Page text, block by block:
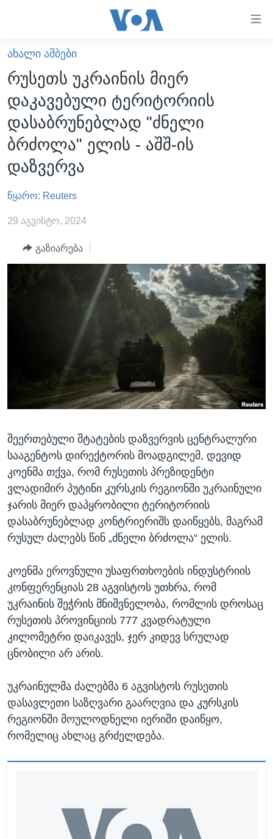
ხელმისაწვდომობისთვის
გადადით
მთავარზე
გადადით
მთავარ
ნავიგაციაზე
გადადით
ძიებაზე
ᲐᲮᲐᲚᲘ ᲐᲛᲑᲔᲑᲘ
ᲡᲐᲥᲐᲠᲗᲕᲔᲚᲝ
ᲐᲨᲨ
ᲐᲨᲨ-ᲘᲡ ᲐᲠᲩᲔᲕᲜᲔᲑᲘ 2024
ᲛᲡᲝᲤᲚᲘᲝ
ᲕᲘᲓᲔᲝᲔᲑᲘ
ᲒᲐᲓᲐᲪᲔᲛᲔᲑᲘ
ᲕᲐᲨᲘᲜᲒᲢᲝᲜᲘ ᲓᲦᲔᲡ
ᲮᲔᲓᲕᲐ ᲕᲐᲨᲘᲜᲒᲢᲝᲜᲘᲓᲐᲜ
ᲡᲢᲣᲓᲘᲐ ᲕᲐᲨᲘᲜᲒᲢᲝᲜᲘ
ᲡᲮᲕᲐ ᲡᲘᲐᲮᲚᲔᲔᲑᲘ
ᲞᲝᲚᲘᲢᲘᲙᲐ
ᲒᲐᲚᲘᲚᲔᲝ
ᲠᲣᲡᲔᲗᲘᲡ ᲨᲔᲭᲠᲐ ᲣᲙᲠᲐᲘᲜᲐᲨᲘ
Learning English
ᲗᲕᲐᲚᲘ ᲒᲕᲐᲓᲔᲕᲜᲔᲗ
ენები
ᲐᲮᲐᲚᲘ ᲐᲛᲑᲔᲑᲘ
რუსეთს უკრაინის მიერ
დაკავებული ტერიტორიის
დასაბრუნებლად "ძნელი
ბრძოლა" ელის - აშშ-ის
დაზვერვა
წყარო: Reuters
29 აგვისტო, 2024
გაზიარება
შეერთებული შტატების დაზვერვის ცენტრალური
სააგენტოს დირექტორის მოადგილემ, დევიდ
კოენმა თქვა, რომ რუსეთის პრეზიდენტი
ვლადიმირ პუტინი კურსკის რეგიონში უკრაინული
ჯარის მიერ დაპყრობილი ტერიტორიის
დასაბრუნებლად კონტრიერიშს დაიწყებს, მაგრამ
რუსულ ძალებს წინ „ძნელი ბრძოლა“ ელის.
კოენმა ეროვნული უსაფრთხოების ინდუსტრიის
კონფერენციას 28 აგვისტოს უთხრა, რომ
უკრაინის შეჭრის მნიშვნელობა, რომლის დროსაც
რუსეთის პროვინციის 777 კვადრატული
კილომეტრი დაიკავეს, ჯერ კიდევ სრულად
ცნობილი არ არის.
უკრაინულმა ძალებმა 6 აგვისტოს რუსეთის
დასავლეთი საზღვარი გაარღვია და კურსკის
რეგიონში მოულოდნელი იერიში დაიწყო,
რომელიც ახლაც გრძელდება.